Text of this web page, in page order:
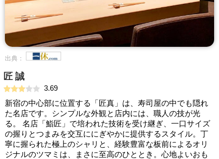
出典：
匠 誠
3.69
新宿の中心部に位置する「匠真」は、寿司屋の中でも隠れ
た名店です。シンプルな外観と店内には、職人の技が光
る。 名店「鮨匠」で培われた技術を受け継ぎ、一口サイズ
の握りとつまみを交互ににぎやかに提供するスタイル。丁
寧に握られた極上のシャリと、経験豊富な板前によるオリ
ジナルのツマミは、まさに至高のひととき。心地よいおも